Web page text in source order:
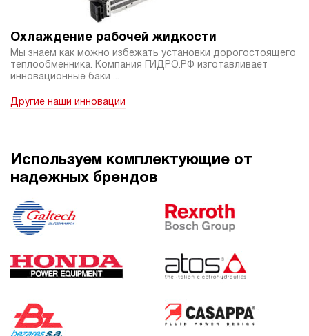
Охлаждение рабочей жидкости
Мы знаем как можно избежать установки дорогостоящего
теплообменника. Компания ГИДРО.РФ изготавливает
инновационные баки ...
Другие наши инновации
Используем комплектующие от
надежных брендов